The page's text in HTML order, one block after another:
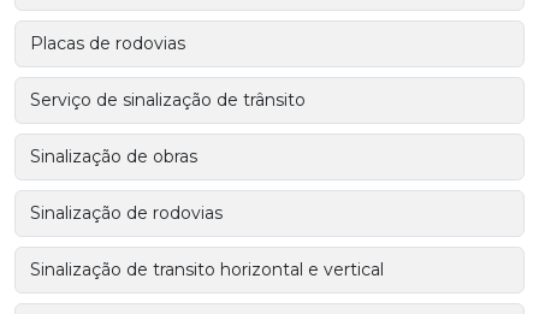
Placas de rodovias
Serviço de sinalização de trânsito
Sinalização de obras
Sinalização de rodovias
Sinalização de transito horizontal e vertical